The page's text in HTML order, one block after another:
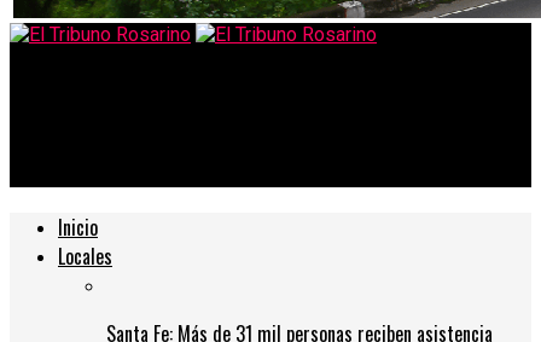
Inicio
Locales
Santa Fe: Más de 31 mil personas reciben asistencia